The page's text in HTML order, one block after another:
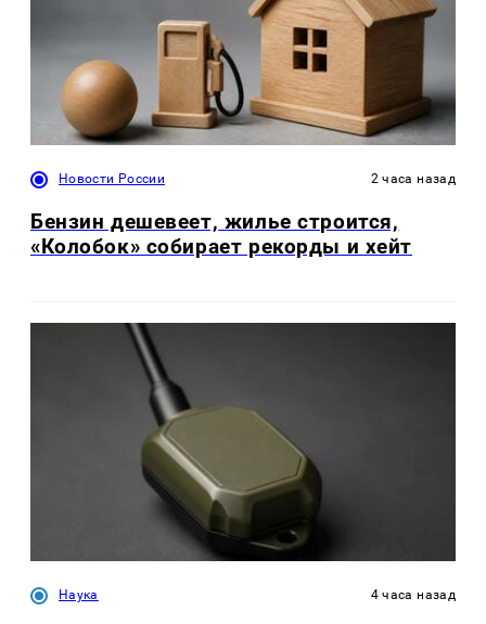
Новости России 2 часа назад
Бензин дешевеет, жилье строится,
«Колобок» собирает рекорды и хейт
Наука 4 часа назад